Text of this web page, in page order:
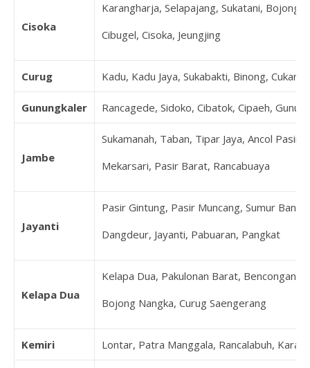
Cisoka
Karangharja, Selapajang, Sukatani,
Cibugel, Cisoka, Jeungjing
Curug Kadu, Kadu Jaya, Sukabakti, Binong,
Gunungkaler Rancagede, Sidoko, Cibatok, Cipaeh,
Jambe
Sukamanah, Taban, Tipar Jaya, Ancol Pasir,
Mekarsari, Pasir Barat, Rancabuaya
Jayanti
Pasir Gintung, Pasir Muncang, Sumur
Dangdeur, Jayanti, Pabuaran, Pangkat
Kelapa Dua
Kelapa Dua, Pakulonan Barat, Bencongan,
Bojong Nangka, Curug Saengerang
Kemiri Lontar, Patra Manggala, Rancalabuh,